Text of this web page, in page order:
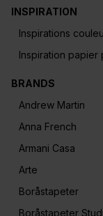
INSPIRATION
Inspirations
Inspiration papier
BRANDS
Andrew Martin
Anna French
Armani Casa
Arte
Boråstapeter
Boråstapeter